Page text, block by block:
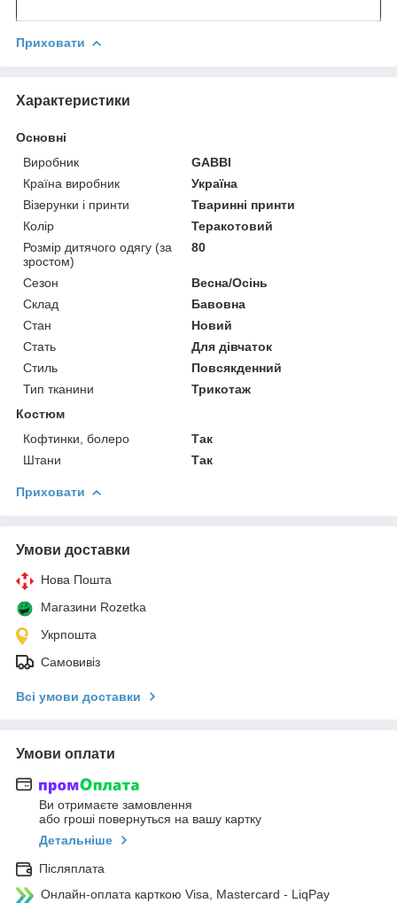
Приховати
Характеристики
Основні
Виробник
GABBI
Країна виробник
Україна
Візерунки і принти
Тваринні принти
Колір
Теракотовий
Розмір дитячого одягу (за
зростом)
80
Сезон
Весна/Осінь
Склад
Бавовна
Стан
Новий
Стать
Для дівчаток
Стиль
Повсякденний
Тип тканини
Трикотаж
Костюм
Кофтинки, болеро
Так
Штани
Так
Приховати
Умови доставки
Нова Пошта
Магазини Rozetka
Укрпошта
Самовивіз
Всі умови доставки
Умови оплати
Ви отримаєте замовлення
або гроші повернуться на вашу картку
Детальніше
Післяплата
Онлайн-оплата карткою Visa, Mastercard - LiqPay